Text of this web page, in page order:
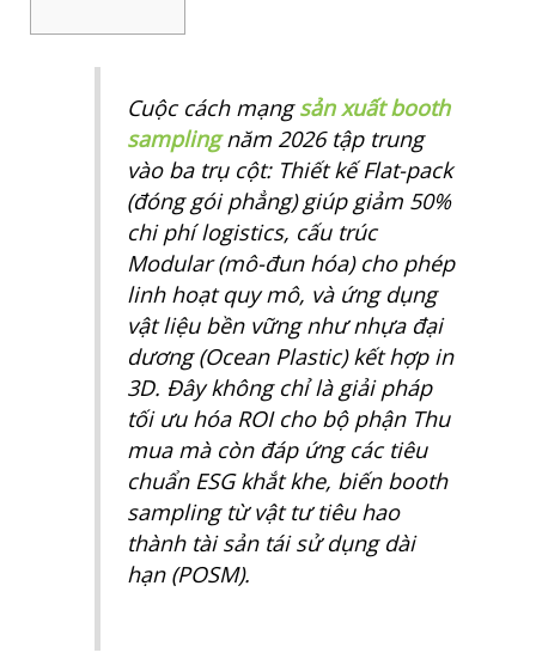
thức
Cuộc cách mạngsản xuất booth
samplingnăm 2026 tập trung
vào ba trụ cột: Thiết kế Flat-pack
(đóng gói phẳng) giúp giảm 50%
chi phí logistics, cấu trúc
Modular (mô-đun hóa) cho phép
linh hoạt quy mô, và ứng dụng
vật liệu bền vững như nhựa đại
dương (Ocean Plastic) kết hợp in
3D. Đây không chỉ là giải pháp
tối ưu hóa ROI cho bộ phận Thu
mua mà còn đáp ứng các tiêu
chuẩn ESG khắt khe, biến booth
sampling từ vật tư tiêu hao
thành tài sản tái sử dụng dài
hạn (POSM).